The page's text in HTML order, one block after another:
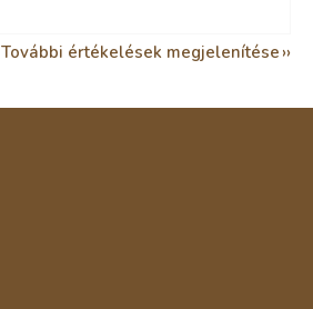
További értékelések megjelenítése